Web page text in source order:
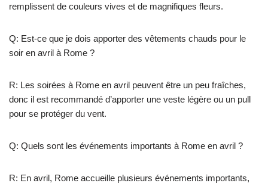
remplissent de couleurs vives et de magnifiques fleurs.
Q: Est-ce que je dois apporter des vêtements chauds pour le
soir en avril à Rome ?
R: Les soirées à Rome en avril peuvent être un peu fraîches,
donc il est recommandé d’apporter une veste légère ou un pull
pour se protéger du vent.
Q: Quels sont les événements importants à Rome en avril ?
R: En avril, Rome accueille plusieurs événements importants,